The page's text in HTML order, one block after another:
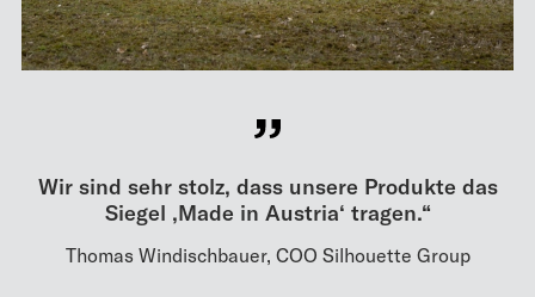
Wir sind sehr stolz, dass ­unsere Produkte das
Siegel ‚Made in Austria‘ tragen.“
Thomas Windischbauer, COO Silhouette Group